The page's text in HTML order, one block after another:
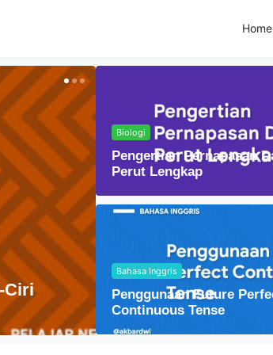
Home
Lensa Cembung
Biologi
Pengertian Pernapasan
Perut Lengkap
Bahasa Inggris
Penggunaan Future
Continuous Tense